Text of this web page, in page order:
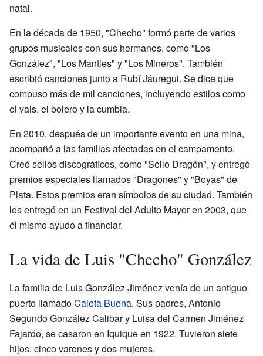
natal.
En la década de 1950, "Checho" formó parte de varios
grupos musicales con sus hermanos, como "Los
González", "Los Mantles" y "Los Mineros". También
escribió canciones junto a Rubí Jáuregui. Se dice que
compuso más de mil canciones, incluyendo estilos como
el vals, el bolero y la cumbia.
En 2010, después de un importante evento en una mina,
acompañó a las familias afectadas en el campamento.
Creó sellos discográficos, como "Sello Dragón", y entregó
premios especiales llamados "Dragones" y "Boyas" de
Plata. Estos premios eran símbolos de su ciudad. También
los entregó en un Festival del Adulto Mayor en 2003, que
él mismo ayudó a financiar.
La vida de Luis "Checho" González
La familia de Luis González Jiménez venía de un antiguo
puerto llamadoCaleta Buena. Sus padres, Antonio
Segundo González Calibar y Luisa del Carmen Jiménez
Fajardo, se casaron en Iquique en 1922. Tuvieron siete
hijos, cinco varones y dos mujeres.